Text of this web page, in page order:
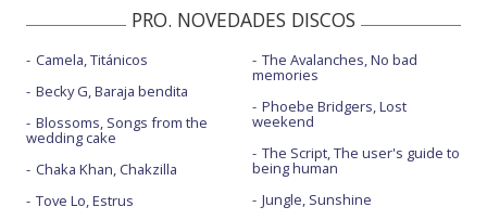
PRO. NOVEDADES DISCOS
Camela, Titánicos
Becky G, Baraja bendita
Blossoms, Songs from the
wedding cake
Chaka Khan, Chakzilla
Tove Lo, Estrus
The Avalanches, No bad
memories
Phoebe Bridgers, Lost
weekend
The Script, The user's guide to
being human
Jungle, Sunshine